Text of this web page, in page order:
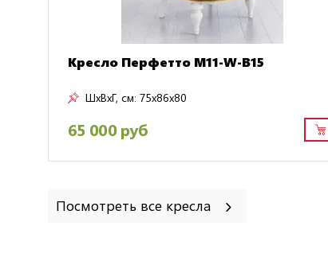
Кресло Перфетто M11-W-B15
ШxВxГ, см: 75x86x80
65 000 руб
Посмотреть все кресла